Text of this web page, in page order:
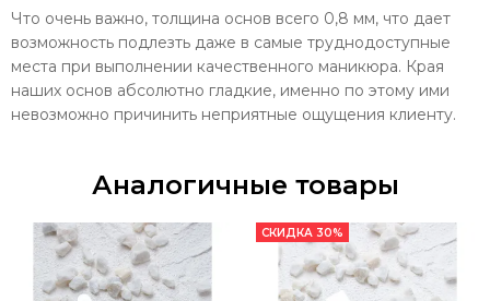
Что очень важно, толщина основ всего 0,8 мм, что дает
возможность подлезть даже в самые труднодоступные
места при выполнении качественного маникюра. Края
наших основ абсолютно гладкие, именно по этому ими
невозможно причинить неприятные ощущения клиенту.
Аналогичные товары
СКИДКА 30%